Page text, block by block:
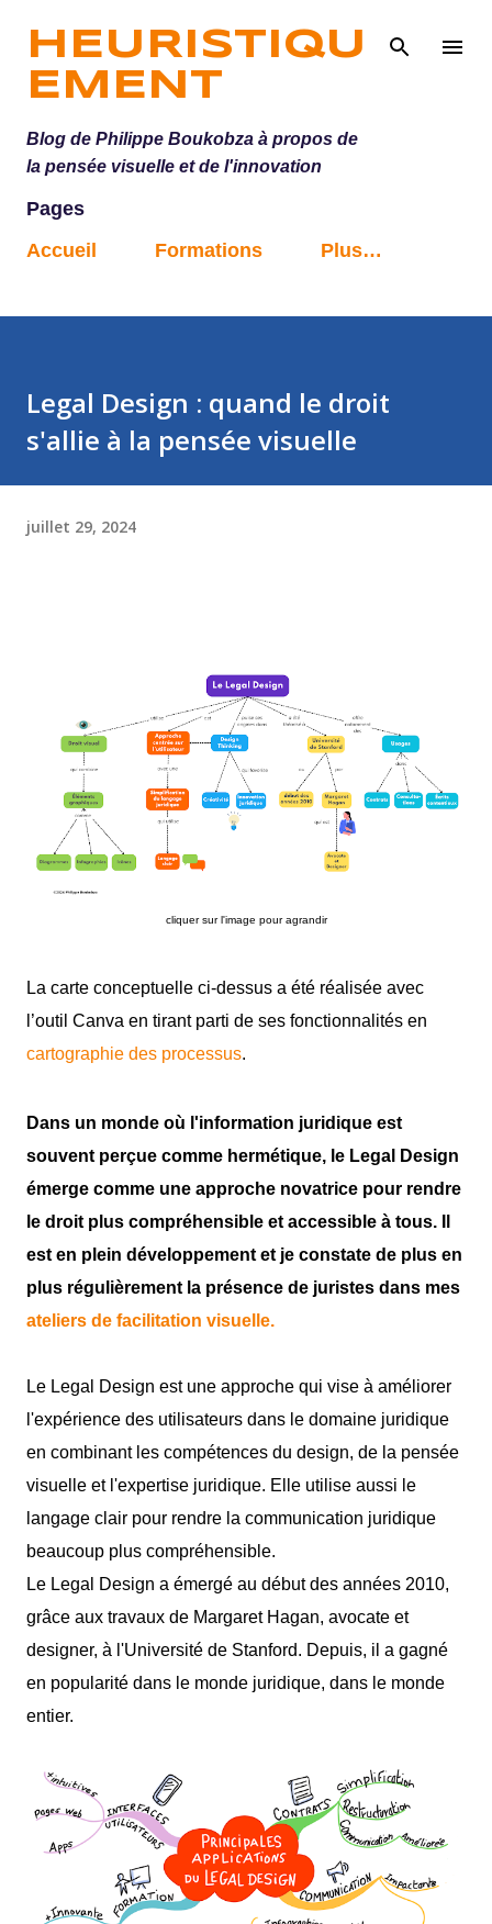
Accéder au contenu principal
HEURISTIQU
EMENT
Blog de Philippe Boukobza à propos de
la pensée visuelle et de l'innovation
Pages
Accueil
Formations Plus…
Legal Design : quand le droit
s'allie à la pensée visuelle
juillet 29, 2024
cliquer sur l'image pour agrandir
La carte conceptuelle ci-dessus a été réalisée avec
l’outil Canva en tirant parti de ses fonctionnalités en
cartographie des processus.
Dans un monde où l'information juridique est
souvent perçue comme hermétique, le Legal Design
émerge comme une approche novatrice pour rendre
le droit plus compréhensible et accessible à tous. Il
est en plein développement et je constate de plus en
plus régulièrement la présence de juristes dans mes
ateliers de facilitation visuelle.
Le Legal Design est une approche qui vise à améliorer
l'expérience des utilisateurs dans le domaine juridique
en combinant les compétences du design, de la pensée
visuelle et l'expertise juridique. Elle utilise aussi le
langage clair pour rendre la communication juridique
beaucoup plus compréhensible.
Le Legal Design a émergé au début des années 2010,
grâce aux travaux de Margaret Hagan, avocate et
designer, à l'Université de Stanford. Depuis, il a gagné
en popularité dans le monde juridique, dans le monde
entier.